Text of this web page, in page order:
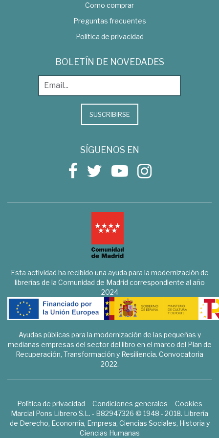
Como comprar
Preguntas frecuentes
Política de privacidad
BOLETÍN DE NOVEDADES
SUSCRIBIRSE
SÍGUENOS EN
Esta actividad ha recibido una ayuda para la modernización de
librerías de la Comunidad de Madrid correspondiente al año
2024
Ayudas públicas para la modernización de las pequeñas y
medianas empresas del sector del libro en el marco del Plan de
Recuperación, Transformación y Resiliencia. Convocatoria
2022.
Política de privacidad Condiciones generales
Cookies
Marcial Pons Librero S.L. - B82947326 © 1948 - 2018. Librería
de Derecho, Economía, Empresa, Ciencias Sociales, Historia y
Ciencias Humanas